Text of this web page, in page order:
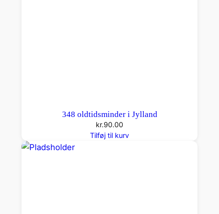
348 oldtidsminder i Jylland
kr.90.00
Tilføj til kurv